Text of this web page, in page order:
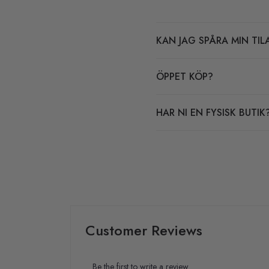
KAN JAG SPÅRA MIN
ÖPPET KÖP?
HAR NI EN FYSISK
Customer Reviews